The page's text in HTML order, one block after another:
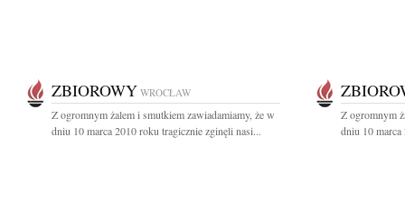
ZBIOROWY WROCŁAW
Z ogromnym żalem i smutkiem zawiadamiamy, że w
dniu 10 marca 2010 roku tragicznie zginęli nasi...
Z ogromnym
dniu 10